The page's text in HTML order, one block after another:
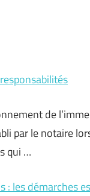
de
par le notaire
qui …
: les démarches